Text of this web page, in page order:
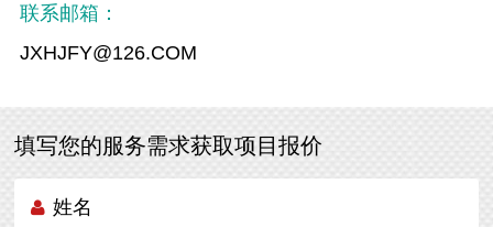
联系邮箱：
JXHJFY@126.COM
填写您的服务需求获取项目报价
姓名